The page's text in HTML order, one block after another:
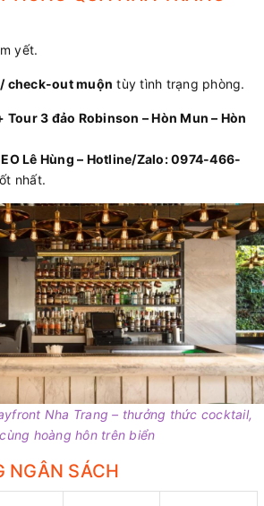
yết.
check-out muộn tùy tình trạng phòng.
3 đảo Robinson – Hòn Mun – Hòn
Lê Hùng – Hotline/Zalo: 0974-466-
nhất.
Nha Trang – thưởng thức cocktail,
hoàng hôn trên biển
NGÂN SÁCH